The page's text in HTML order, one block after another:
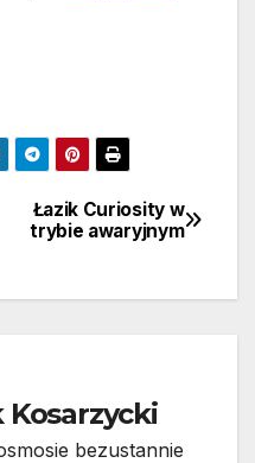
Łazik Curiosity w
trybie awaryjnym
Kosarzycki
bezustannie